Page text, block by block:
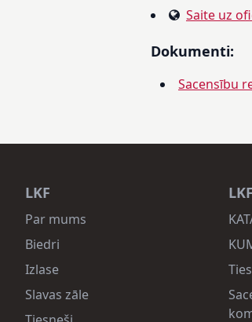
Saite uz
Dokumenti:
Sacensību
LKF
Par mums
Biedri
Izlase
Slavas zāle